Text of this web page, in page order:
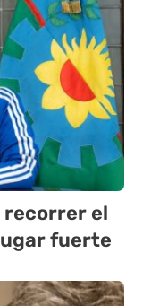
recorrer el
fuerte